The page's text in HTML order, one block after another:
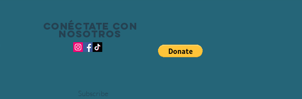
Conéctate con
nosotros
Subscribe